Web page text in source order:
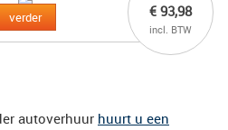
€ 93,98
incl. BTW
verder
autoverhuur huurt u een